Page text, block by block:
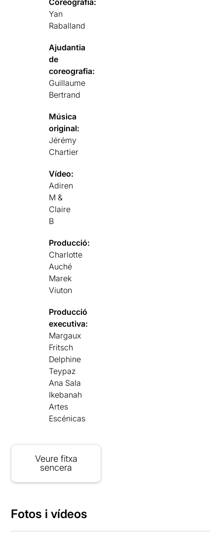
Yan
Raballand
Ajudantia
de
coreografia:
Guillaume
Bertrand
Música
original:
Jérémy
Chartier
Vídeo:
Adiren
M &
Claire
B
Producció:
Charlotte
Auché
Marek
Viuton
Producció
executiva:
Margaux
Fritsch
Delphine
Teypaz
Ana Sala
Ikebanah
Artes
Escénicas
Veure fitxa
sencera
Fotos i vídeos